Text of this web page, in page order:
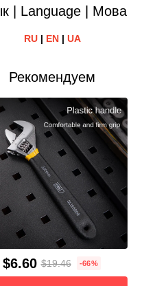
| Language | Мова
RU| EN| UA
Рекомендуем
$6.60 $19.46 -66%